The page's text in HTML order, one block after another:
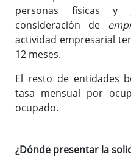
personas físicas y
consideración de
actividad empresarial
12 meses.
El resto de entidades
tasa mensual por
ocupado.
¿Dónde presentar la